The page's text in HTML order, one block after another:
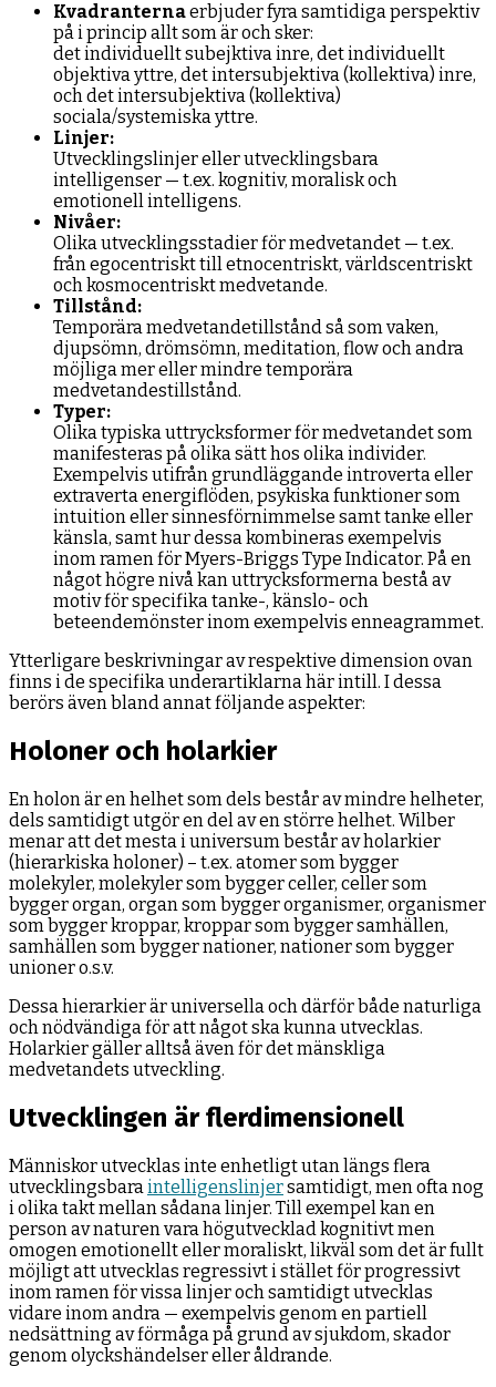
Kvadranternaerbjuder fyra samtidiga perspektiv
på i princip allt som är och sker:
det individuellt subejktiva inre, det individuellt
objektiva yttre, det intersubjektiva (kollektiva) inre,
och det intersubjektiva (kollektiva)
sociala/systemiska yttre.
Linjer:
Utvecklingslinjer eller utvecklingsbara
intelligenser — t.ex. kognitiv, moralisk och
emotionell intelligens.
Nivåer:
Olika utvecklingsstadier för medvetandet — t.ex.
från egocentriskt till etnocentriskt, världscentriskt
och kosmocentriskt medvetande.
Tillstånd:
Temporära medvetandetillstånd så som vaken,
djupsömn, drömsömn, meditation, flow och andra
möjliga mer eller mindre temporära
medvetandestillstånd.
Typer:
Olika typiska uttrycksformer för medvetandet som
manifesteras på olika sätt hos olika individer.
Exempelvis utifrån grundläggande introverta eller
extraverta energiflöden, psykiska funktioner som
intuition eller sinnesförnimmelse samt tanke eller
känsla, samt hur dessa kombineras exempelvis
inom ramen för Myers-Briggs Type Indicator. På en
något högre nivå kan uttrycksformerna bestå av
motiv för specifika tanke-, känslo- och
beteendemönster inom exempelvis enneagrammet.
Ytterligare beskrivningar av respektive dimension ovan
finns i de specifika underartiklarna här intill. I dessa
berörs även bland annat följande aspekter:
Holoner och holarkier
En holon är en helhet som dels består av mindre helheter,
dels samtidigt utgör en del av en större helhet. Wilber
menar att det mesta i universum består av holarkier
(hierarkiska holoner) – t.ex. atomer som bygger
molekyler, molekyler som bygger celler, celler som
bygger organ, organ som bygger organismer, organismer
som bygger kroppar, kroppar som bygger samhällen,
samhällen som bygger nationer, nationer som bygger
unioner o.s.v.
Dessa hierarkier är universella och därför både naturliga
och nödvändiga för att något ska kunna utvecklas.
Holarkier gäller alltså även för det mänskliga
medvetandets utveckling.
Utvecklingen är flerdimensionell
Människor utvecklas inte enhetligt utan längs flera
utvecklingsbaraintelligenslinjersamtidigt, men ofta nog
i olika takt mellan sådana linjer. Till exempel kan en
person av naturen vara högutvecklad kognitivt men
omogen emotionellt eller moraliskt, likväl som det är fullt
möjligt att utvecklas regressivt i stället för progressivt
inom ramen för vissa linjer och samtidigt utvecklas
vidare inom andra — exempelvis genom en partiell
nedsättning av förmåga på grund av sjukdom, skador
genom olyckshändelser eller åldrande.